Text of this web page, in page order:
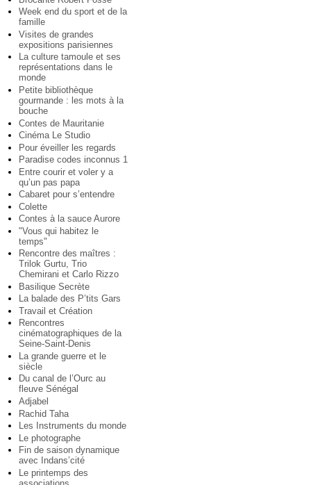
Week end du sport et de la
famille
Visites de grandes
expositions parisiennes
La culture tamoule et ses
représentations dans le
monde
Petite bibliothèque
gourmande : les mots à la
bouche
Contes de Mauritanie
Cinéma Le Studio
Pour éveiller les regards
Paradise codes inconnus 1
Entre courir et voler y a
qu’un pas papa
Cabaret pour s’entendre
Colette
Contes à la sauce Aurore
"Vous qui habitez le
temps"
Rencontre des maîtres :
Trilok Gurtu, Trio
Chemirani et Carlo Rizzo
Basilique Secrète
La balade des P’tits Gars
Travail et Création
Rencontres
cinématographiques de la
Seine-Saint-Denis
La grande guerre et le
siècle
Du canal de l’Ourc au
fleuve Sénégal
Adjabel
Rachid Taha
Les Instruments du monde
Le photographe
Fin de saison dynamique
avec Indans’cité
Le printemps des